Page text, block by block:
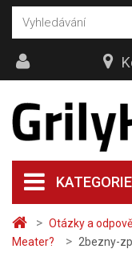
> Otázky a
Meater?
> 2bezny-